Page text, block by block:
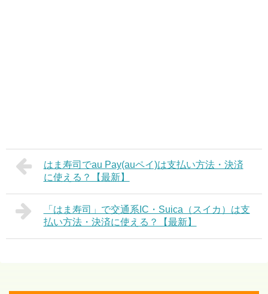
はま寿司でau Pay(auペイ)は支払い方法・決済
に使える？【最新】
「はま寿司」で交通系IC・Suica（スイカ）は支
払い方法・決済に使える？【最新】